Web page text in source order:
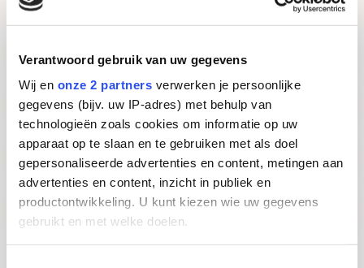
Verantwoord gebruik van uw gegevens
Wij en onze 2 partners verwerken je persoonlijke
gegevens (bijv. uw IP-adres) met behulp van
technologieën zoals cookies om informatie op uw
apparaat op te slaan en te gebruiken met als doel
gepersonaliseerde advertenties en content, metingen aan
advertenties en content, inzicht in publiek en
productontwikkeling. U kunt kiezen wie uw gegevens
gebruikt en met welke doelen.
Over werken in de wijk bij Vivium
Over Vivium
Onze missie & kernwaarden